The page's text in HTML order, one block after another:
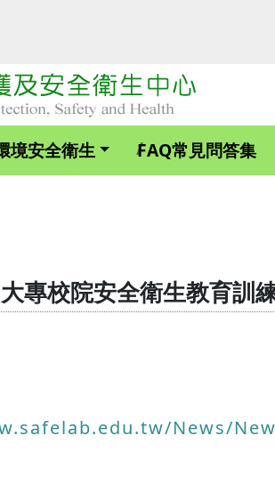
境安全衛生 FAQ常見問答集
專校院安全衛生教育訓
News/